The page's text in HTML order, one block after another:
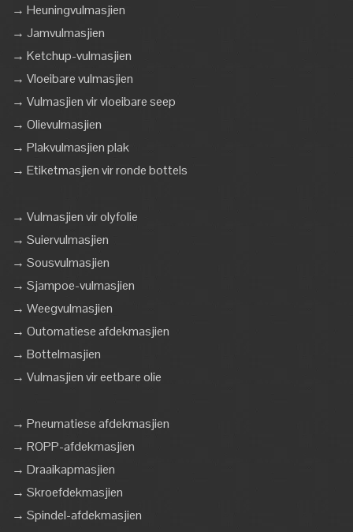
→ Heuningvulmasjien
→ Jamvulmasjien
→ Ketchup-vulmasjien
→ Vloeibare vulmasjien
→ Vulmasjien vir vloeibare seep
→ Olievulmasjien
→ Plakvulmasjien plak
→ Etiketmasjien vir ronde bottels
→ Vulmasjien vir olyfolie
→ Suiervulmasjien
→ Sousvulmasjien
→ Sjampoe-vulmasjien
→ Weegvulmasjien
→ Outomatiese afdekmasjien
→ Bottelmasjien
→ Vulmasjien vir eetbare olie
→ Pneumatiese afdekmasjien
→ ROPP-afdekmasjien
→ Draaikapmasjien
→ Skroefdekmasjien
→ Spindel-afdekmasjien